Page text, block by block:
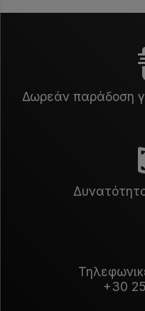
Δωρεάν παράδοση
+30